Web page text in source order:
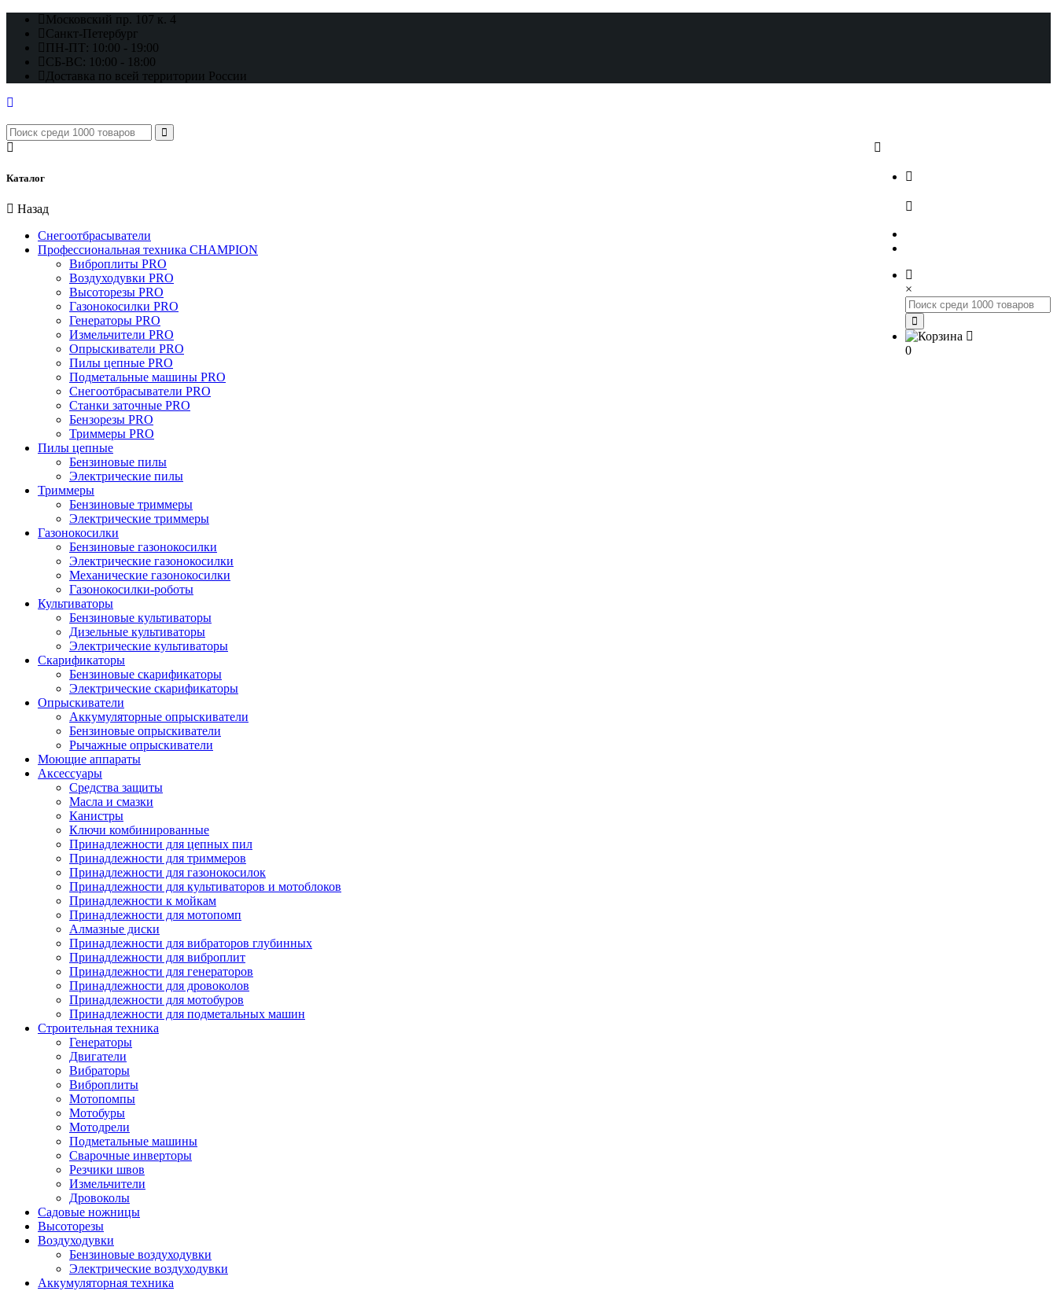
Московский пр. 107 к. 4
Санкт-Петербург
ПН-ПТ: 10:00 - 19:00
СБ-ВС: 10:00 - 18:00
Доставка по всей территории России
×
0
Каталог
Назад
Снегоотбрасыватели
Профессиональная техника CHAMPION
Виброплиты PRO
Воздуходувки PRO
Высоторезы PRO
Газонокосилки PRO
Генераторы PRO
Измельчители PRO
Опрыскиватели PRO
Пилы цепные PRO
Подметальные машины PRO
Снегоотбрасыватели PRO
Станки заточные PRO
Бензорезы PRO
Триммеры PRO
Пилы цепные
Бензиновые пилы
Электрические пилы
Триммеры
Бензиновые триммеры
Электрические триммеры
Газонокосилки
Бензиновые газонокосилки
Электрические газонокосилки
Механические газонокосилки
Газонокосилки-роботы
Культиваторы
Бензиновые культиваторы
Дизельные культиваторы
Электрические культиваторы
Скарификаторы
Бензиновые скарификаторы
Электрические скарификаторы
Опрыскиватели
Аккумуляторные опрыскиватели
Бензиновые опрыскиватели
Рычажные опрыскиватели
Моющие аппараты
Аксессуары
Средства защиты
Масла и смазки
Канистры
Ключи комбинированные
Принадлежности для цепных пил
Принадлежности для триммеров
Принадлежности для газонокосилок
Принадлежности для культиваторов и мотоблоков
Принадлежности к мойкам
Принадлежности для мотопомп
Алмазные диски
Принадлежности для вибраторов глубинных
Принадлежности для виброплит
Принадлежности для генераторов
Принадлежности для дровоколов
Принадлежности для мотобуров
Принадлежности для подметальных машин
Строительная техника
Генераторы
Двигатели
Вибраторы
Виброплиты
Мотопомпы
Мотобуры
Мотодрели
Подметальные машины
Сварочные инверторы
Резчики швов
Измельчители
Дровоколы
Садовые ножницы
Высоторезы
Воздуходувки
Бензиновые воздуходувки
Электрические воздуходувки
Аккумуляторная техника